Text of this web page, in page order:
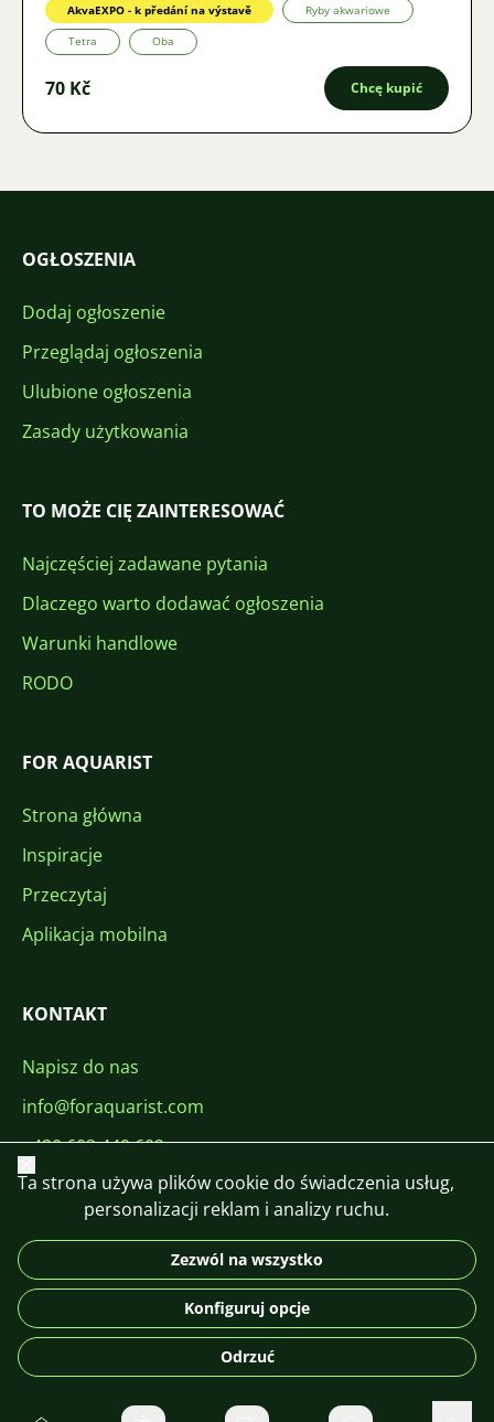
AkvaEXPO - k předání na výstavě Ryby akwariowe
Tetra Oba
70 Kč Chcę kupić
OGŁOSZENIA
Dodaj ogłoszenie
Przeglądaj ogłoszenia
Ulubione ogłoszenia
Zasady użytkowania
TO MOŻE CIĘ ZAINTERESOWAĆ
Najczęściej zadawane pytania
Dlaczego warto dodawać ogłoszenia
Warunki handlowe
RODO
FOR AQUARIST
Strona główna
Inspiracje
Przeczytaj
Aplikacja mobilna
KONTAKT
Napisz do nas
info@foraquarist.com
+420 603 449 602
DE
© 2026 For Aquarist
Zamknij
Ta strona używa plików cookie do świadczenia usług,
personalizacji reklam i analizy ruchu.
Zezwól na wszystko
Konfiguruj opcje
Odrzuć